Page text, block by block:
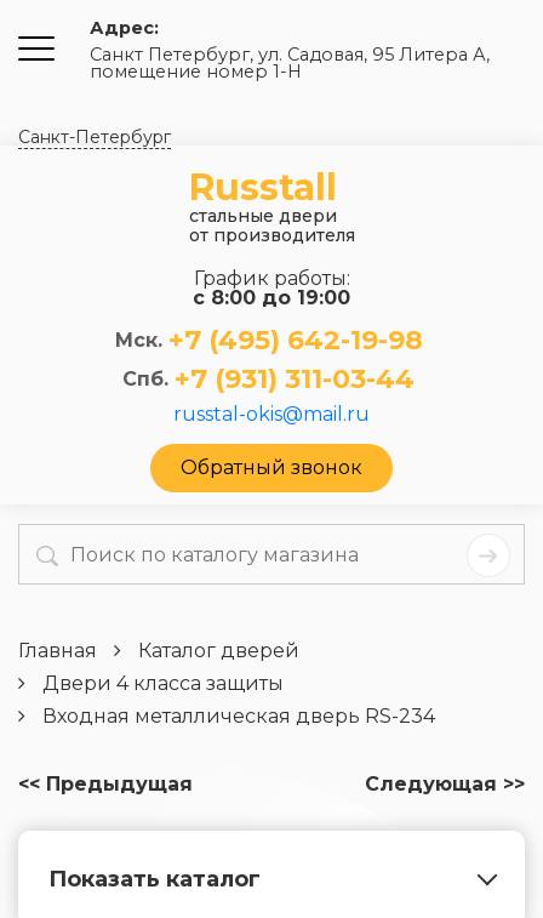
Адрес:
Санкт Петербург, ул. Садовая, 95 Литера А,
помещение номер 1-Н
Санкт-Петербург
Russtall
стальные двери
от производителя
График работы:
с 8:00 до 19:00
Мск. +7 (495) 642-19-98
Спб. +7 (931) 311-03-44
russtal-okis@mail.ru
Обратный звонок
Главная
Каталог дверей
Двери 4 класса защиты
Входная металлическая дверь RS-234
<< Предыдущая Следующая >>
Показать каталог